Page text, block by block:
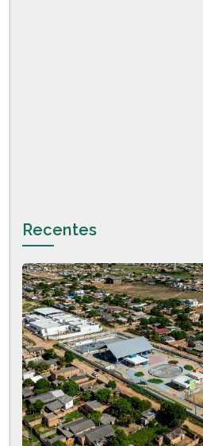
Recentes